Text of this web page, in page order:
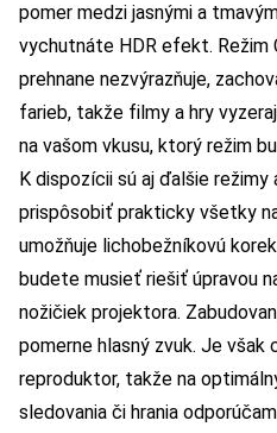
pomer medzi jasnými a
vychutnáte HDR efekt.
prehnane nezvýrazňuje,
farieb, takže filmy a hry
na vašom vkusu, ktorý režim
K dispozícii sú aj ďalšie
prispôsobiť prakticky všetky
umožňuje lichobežníkovú
budete musieť riešiť úpravou
nožičiek projektora.
pomerne hlasný zvuk. Je však
reproduktor, takže na
sledovania či hrania